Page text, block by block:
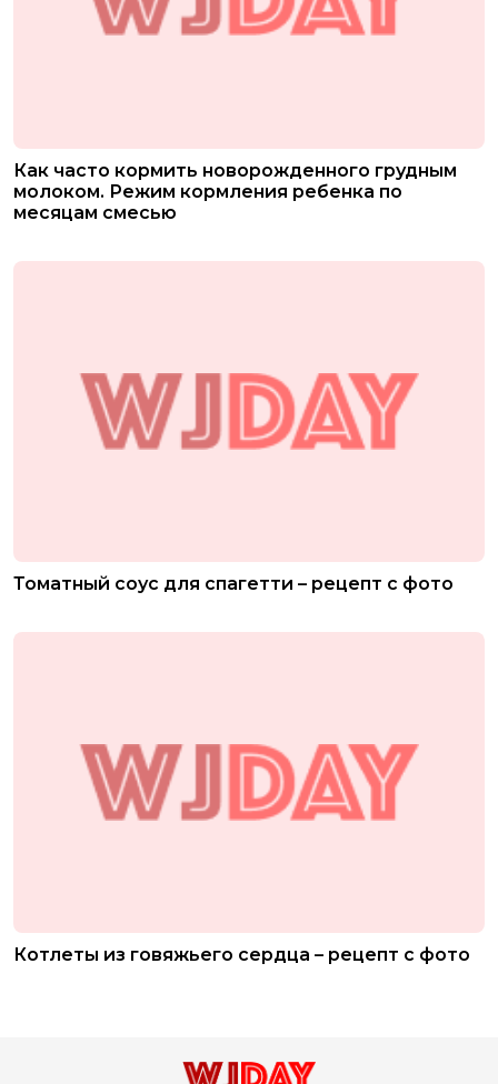
Как часто кормить новорожденного грудным
молоком. Режим кормления ребенка по
месяцам смесью
Томатный соус для спагетти – рецепт с фото
Котлеты из говяжьего сердца – рецепт с фото